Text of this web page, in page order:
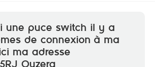
une puce switch il y a
de connexion à ma
ma adresse
Ouzera